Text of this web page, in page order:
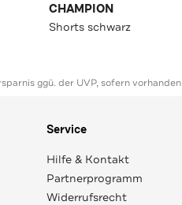
CHAMPION
Shorts schwarz
ggü. der UVP, sofern vorhanden
Service
Hilfe & Kontakt
Partnerprogramm
Widerrufsrecht